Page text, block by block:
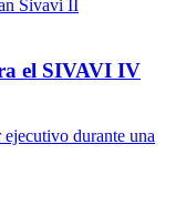
el SIVAVI IV